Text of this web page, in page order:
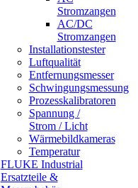
Stromzangen
AC/DC
Stromzangen
Installationstester
Luftqualität
Entfernungsmesser
Schwingungsmessung
Prozesskalibratoren
Spannung /
Strom / Licht
Wärmebildkameras
Temperatur
FLUKE Industrial
Ersatzteile &